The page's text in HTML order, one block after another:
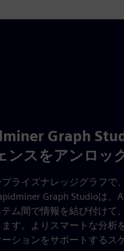
Graph
ンスをアンロッ
ライズナレッジグラフで
Graph Studioは
テム間で情報を結び付けて
す。よりスマートな分析
ションをサポートするス